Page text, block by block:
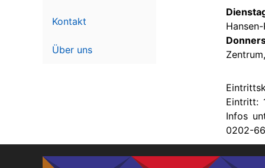
Eintritt:
Infos
0202-
Kontakt
Über uns